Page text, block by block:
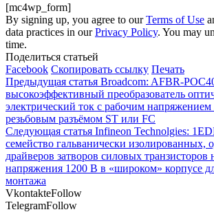
[mc4wp_form]
By signing up, you agree to ourTerms of Use
data practices in ourPrivacy Policy. You may
time.
Поделиться статьей
Facebook Скопировать ссылку Печать
Предыдущая статья Broadcom: AFBR-
высокоэффективный преобразователь
электрический ток с рабочим
резьбовым разъёмом ST или FC
Следующая статья Infineon Technolgies:
семейство гальванически изолированных,
драйверов затворов силовых транзисторов
напряжения 1200 В в «широком» корпусе
монтажа
VkontakteFollow
TelegramFollow